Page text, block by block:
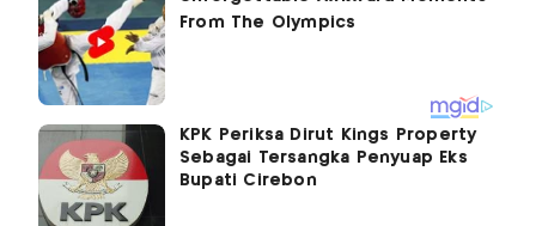
KPK Periksa Dirut Kings Property
Sebagai Tersangka Penyuap Eks
Bupati Cirebon